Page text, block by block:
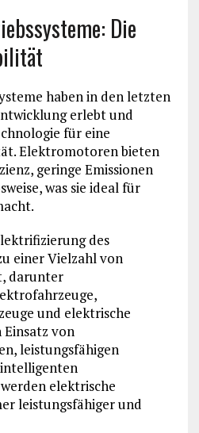
Die
haben in den letzten
erlebt und
für eine
Elektromotoren bieten
geringe Emissionen
was sie ideal für
des
einer Vielzahl von
darunter
und elektrische
Einsatz von
leistungsfähigen
elektrische
leistungsfähiger und